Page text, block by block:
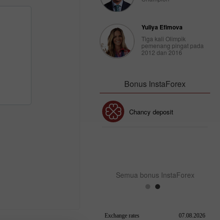
Yuliya Efimova
Tiga kali Olimpik
pemenang pingat pada
2012 dan 2016
Bonus InstaForex
Chancy deposit
Semua bonus InstaForex